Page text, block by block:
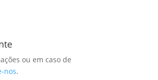
ou em caso de
nos.